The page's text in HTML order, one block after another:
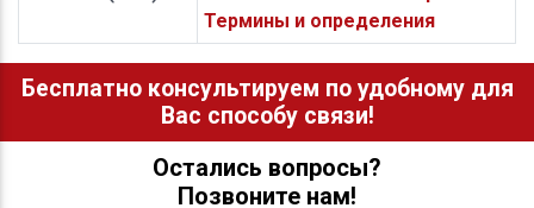
Термины и определения
Бесплатно консультируем по удобному для
Вас способу связи!
Остались вопросы?
Позвоните нам!